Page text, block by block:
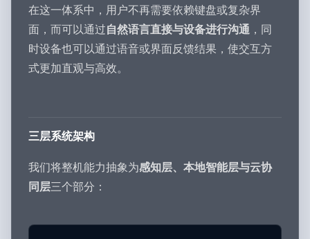
在这一体系中，用户不再需要依赖键盘或复杂界
面，而可以通过自然语言直接与设备进行沟通 ，同
时设备也可以通过语音或界面反馈结果，使交互方
式更加直观与高效。
三层系统架构
我们将整机能力抽象为感知层、本地智能层与云协
同层三个部分：